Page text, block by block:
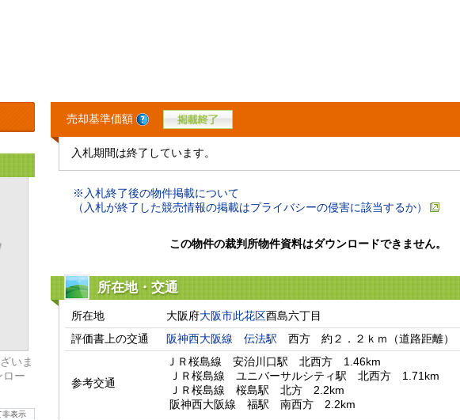
いま
ロー
非表示
売却基準価額
入札期間は終了しています。
※入札終了後の物件掲載について
（入札が終了した競売情報の掲載はプライバシーの侵害に該当するか）
この物件の裁判所物件資料はダウンロードできません。
所在地・交通
所在地 大阪府大阪市此花区酉島六丁目
評価書上の交通
阪神西大阪線 伝法駅 西方　約２．２ｋｍ（道路距離）
参考交通
ＪＲ桜島線　安治川口駅　北西方　1.46km
阪神西大阪線　福駅　南西方　2.2km